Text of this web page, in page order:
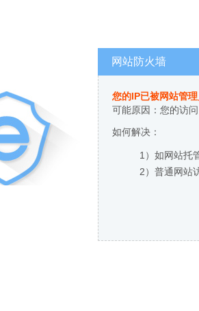
网站防火墙
您的IP已被网站管
可能原因：您的访
如何解决：
1）如网站托
2）普通网站